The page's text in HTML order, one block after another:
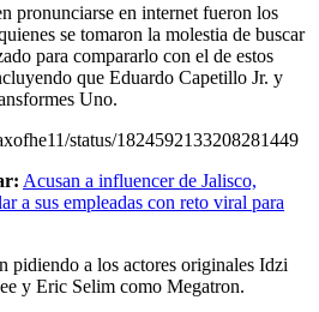
pronunciarse en internet fueron los
se tomaron la molestia de buscar
para compararlo con el de estos
que Eduardo Capetillo Jr. y
Uno.
status/1824592133208281449
Acusan a influencer de Jalisco,
a sus empleadas con reto viral para
pidiendo a los actores originales Idzi
y Eric Selim como Megatron.